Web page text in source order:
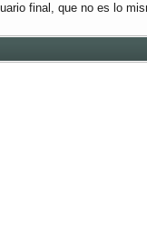
final, que no es lo